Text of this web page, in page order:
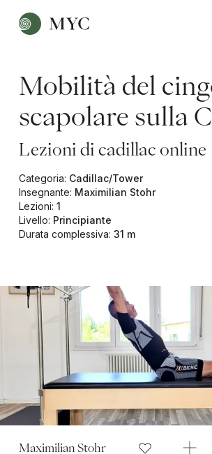
Mobilità del
scapolare sulla
Lezioni di cadillac online
Categoria: Cadillac/Tower
Insegnante: Maximilian Stohr
Lezioni: 1
Livello: Principiante
Durata complessiva: 31 m
Maximilian Stohr